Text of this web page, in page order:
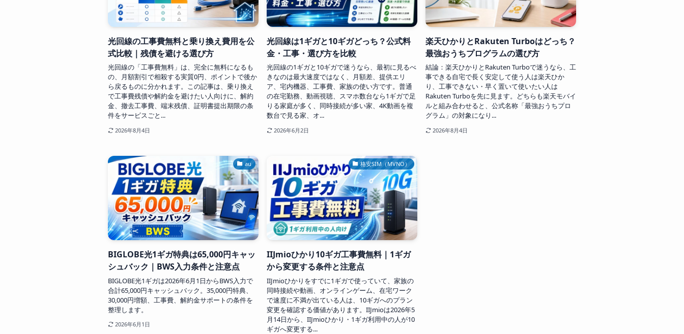
光回線の工事費無料と乗り換え費用を公
式比較｜残債を避ける選び方
光回線の「工事費無料」は、完全に無料になるも
の、月額割引で相殺する実質0円、ポイントで後か
ら戻るものに分かれます。この記事は、乗り換え
で工事費残債や解約金を避けたい人向けに、解約
金、撤去工事費、端末残債、証明書提出期限の条
件をサービスごと...
2026年8月4日
光回線は1ギガと10ギガどっち？公式料
金・工事・選び方を比較
光回線の1ギガと10ギガで迷うなら、最初に見るべ
きなのは最大速度ではなく、月額差、提供エリ
ア、宅内機器、工事費、家族の使い方です。普通
の在宅勤務、動画視聴、スマホ数台なら1ギガで足
りる家庭が多く、同時接続が多い家、4K動画を複
数台で見る家、オ...
2026年6月2日
楽天ひかりとRakuten Turboはどっち？
最強おうちプログラムの選び方
結論：楽天ひかりとRakuten Turboで迷うなら、工
事できる自宅で長く安定して使う人は楽天ひか
り、工事できない・早く置いて使いたい人は
Rakuten Turboを先に見ます。どちらも楽天モバイ
ルと組み合わせると、公式名称「最強おうちプロ
グラム」の対象になり...
2026年8月4日
au
BIGLOBE光1ギガ特典は65,000円キャッ
シュバック｜BWS入力条件と注意点
BIGLOBE光1ギガは2026年6月1日からBWS入力で
合計65,000円キャッシュバック。35,000円特典、
30,000円増額、工事費、解約金サポートの条件を
整理します。
2026年6月1日
格安SIM（MVNO）
IIJmioひかり10ギガ工事費無料｜1ギガ
から変更する条件と注意点
IIJmioひかりをすでに1ギガで使っていて、家族の
同時接続や動画、オンラインゲーム、在宅ワーク
で速度に不満が出ている人は、10ギガへのプラン
変更を確認する価値があります。IIJmioは2026年5
月14日から、IIJmioひかり・1ギガ利用中の人が10
ギガへ変更する...